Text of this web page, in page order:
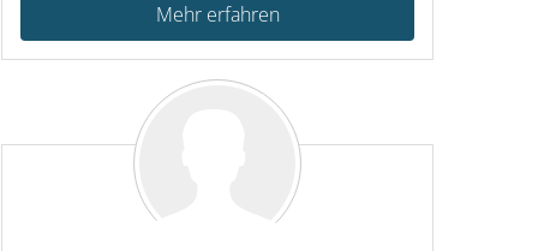
Mehr erfahren